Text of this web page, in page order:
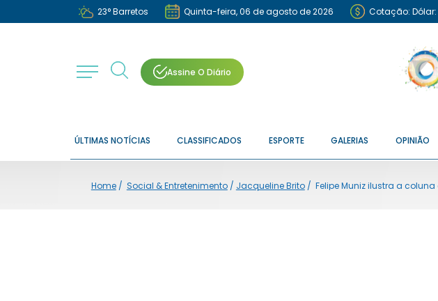
23°Barretos Quinta-feira, 06 de agosto de 2026 Cotação: Dólar:
Assine O Diário
ÚLTIMAS NOTÍCIAS CLASSIFICADOS ESPORTE GALERIAS OPINIÃO
Home/ Social & Entretenimento/ Jacqueline Brito/ Felipe Muniz ilustra a coluna